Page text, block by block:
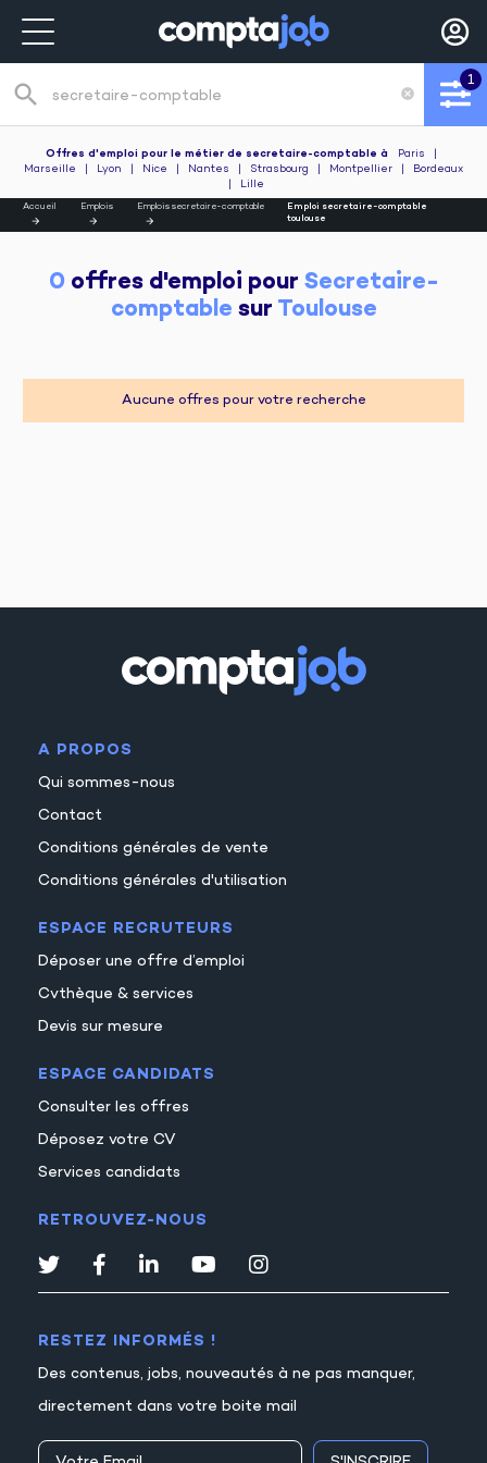
Recherche de poste
search cancel
1
Offres d'emploi pour le métier de secretaire-comptable à Paris
Marseille
Lyon Nice Nantes Strasbourg Montpellier
Bordeaux
Lille
Accueil Emplois Emplois secretaire-comptable
Emploi secretaire-comptable
toulouse
0 offres d'emploi pour Secretaire-
comptable sur Toulouse
Aucune offres pour votre recherche
A PROPOS
Qui sommes-nous
Contact
Conditions générales de vente
Conditions générales d'utilisation
ESPACE RECRUTEURS
Déposer une offre d’emploi
Cvthèque & services
Devis sur mesure
ESPACE CANDIDATS
Consulter les offres
Déposez votre CV
Services candidats
RETROUVEZ-NOUS
RESTEZ INFORMÉS !
Des contenus, jobs, nouveautés à ne pas manquer,
directement dans votre boite mail